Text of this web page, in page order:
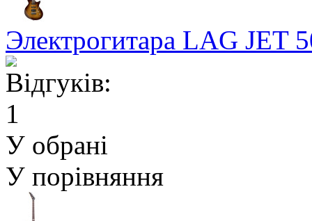
Электрогитара LAG JET
У обрані
У порівняння